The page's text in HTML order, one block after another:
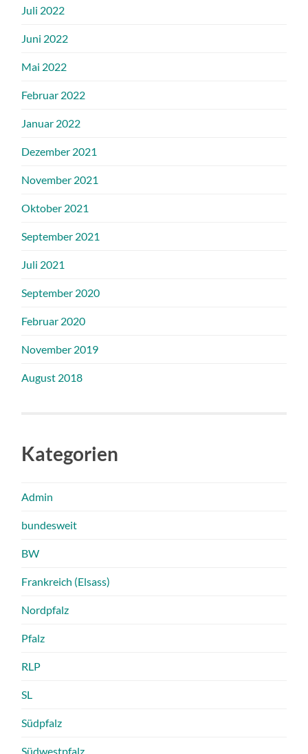
Juli 2022
Juni 2022
Mai 2022
Februar 2022
Januar 2022
Dezember 2021
November 2021
Oktober 2021
September 2021
Juli 2021
September 2020
Februar 2020
November 2019
August 2018
Kategorien
Admin
bundesweit
BW
Frankreich (Elsass)
Nordpfalz
Pfalz
RLP
SL
Südpfalz
Südwestpfalz